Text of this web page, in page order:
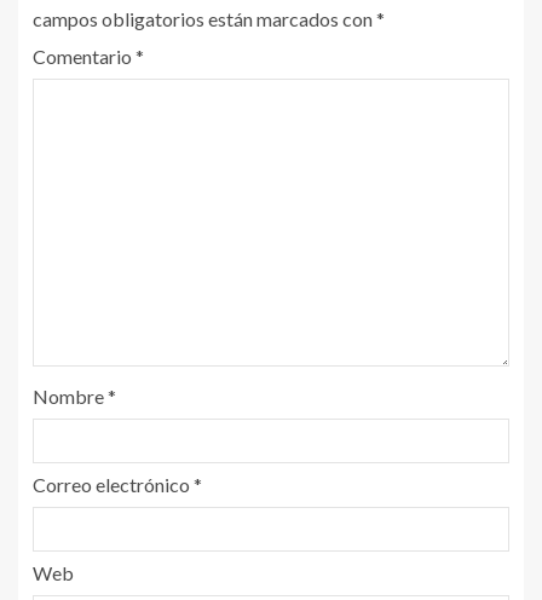
campos obligatorios están marcados con*
Comentario *
Nombre*
Correo electrónico *
Web